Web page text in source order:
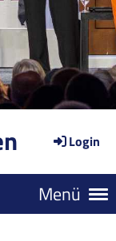
Login
Menü